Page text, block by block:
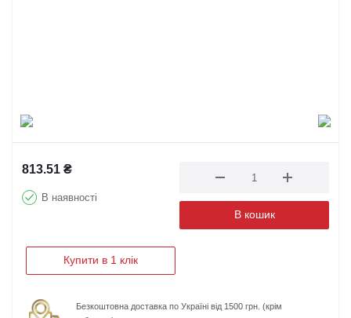
813.51 ₴
В наявності
В кошик
Купити в 1 клік
Безкоштовна доставка по Україні від 1500 грн. (крім